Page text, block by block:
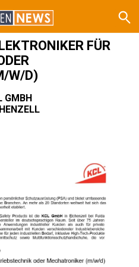
FÜR
W/D)
GMBH